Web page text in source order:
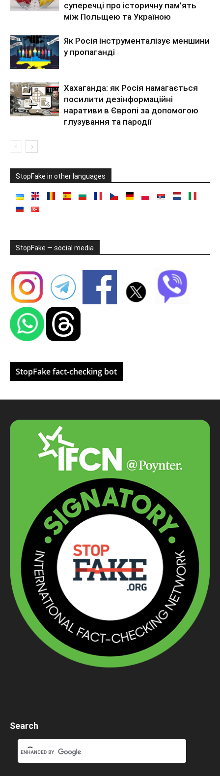
суперечці про історичну пам’ять
між Польщею та Україною
Як Росія інструменталізує меншини
у пропаганді
Хахаганда: як Росія намагається
посилити дезінформаційні
наративи в Європі за допомогою
глузування та пародії
StopFake in other languages
StopFake — social media
StopFake fact-checking bot
Search